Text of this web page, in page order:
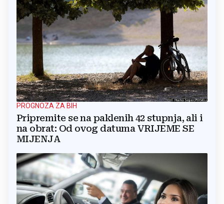
PROGNOZA ZA BIH
Pripremite se na paklenih 42 stupnja, ali i
na obrat: Od ovog datuma VRIJEME SE
MIJENJA